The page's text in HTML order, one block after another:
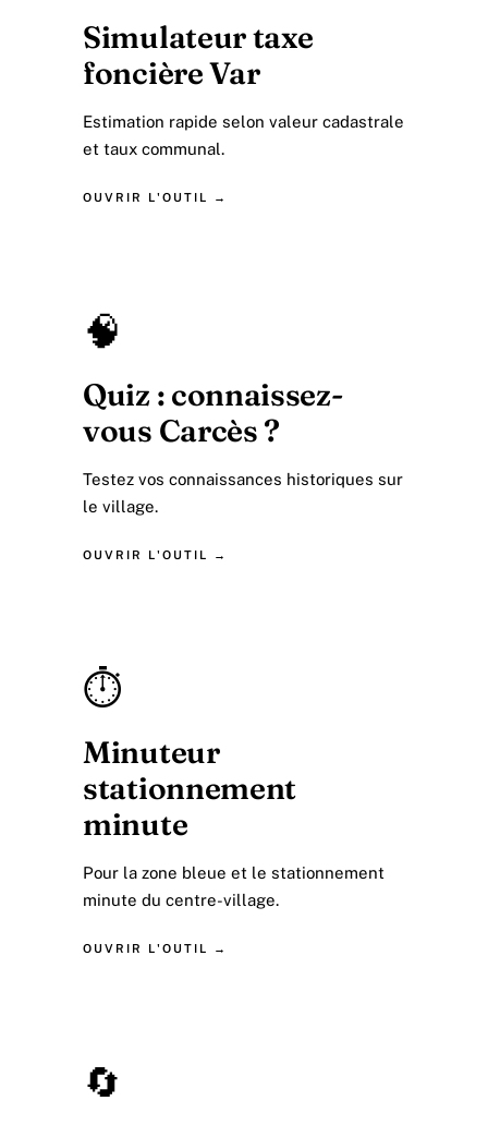
Simulateur taxe
foncière Var
Estimation rapide selon valeur cadastrale
et taux communal.
OUVRIR L'OUTIL →
🧠
Quiz : connaissez-
vous Carcès ?
Testez vos connaissances historiques sur
le village.
OUVRIR L'OUTIL →
⏱️
Minuteur
stationnement
minute
Pour la zone bleue et le stationnement
minute du centre-village.
OUVRIR L'OUTIL →
🔄